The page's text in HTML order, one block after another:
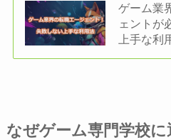
ゲーム業
ェントが
上手な利
なぜゲーム専門学校